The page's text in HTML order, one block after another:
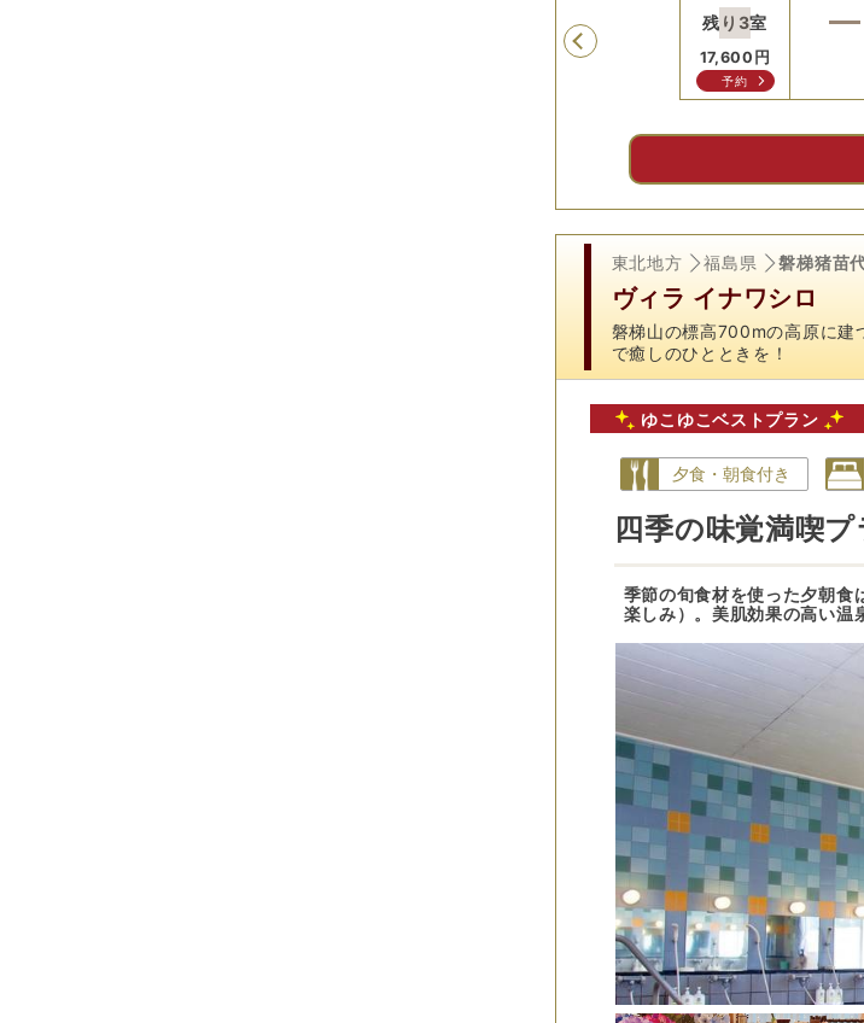
Previous
残り 3室
17,600 円
予約
東北地方 福島県 磐梯猪苗
ヴィラ イナワシロ
磐梯山の標高700mの高原に建
で癒しのひとときを！
ゆこゆこベストプラン
夕食・朝食付き
四季の味覚満喫プ
季節の旬食材を使った夕朝食
楽しみ）。美肌効果の高い温